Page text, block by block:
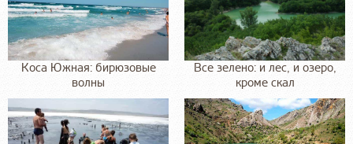
Коса Южная: бирюзовые
волны
Все зелено: и лес, и озеро,
кроме скал